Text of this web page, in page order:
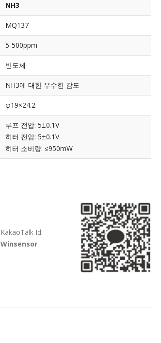
NH3
MQ137
5-500ppm
반도체
NH3에 대한 우수한 감도
φ19×24.2
루프 전압: 5±0.1V
히터 전압: 5±0.1V
히터 소비량: ≤950mW
KakaoTalk Id:
Winsensor